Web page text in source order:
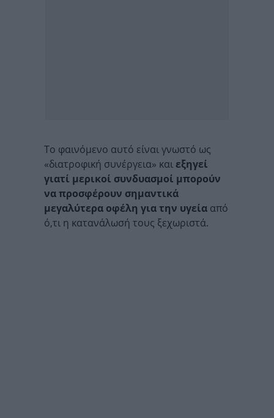
Το φαινόμενο αυτό είναι γνωστό ως
«διατροφική συνέργεια» και εξηγεί
γιατί μερικοί συνδυασμοί μπορούν
να προσφέρουν σημαντικά
μεγαλύτερα οφέλη για την υγεία από
ό,τι η κατανάλωσή τους ξεχωριστά.